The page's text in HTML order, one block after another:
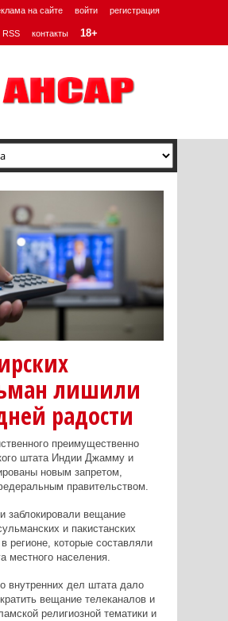
на сайте войти регистрация
RSS контакты 18+
лишили
радости
преимущественно
штата Индии Джамму и
новым запретом,
правительством.
заблокировали вещание
и пакистанских
регионе, которые составляли
местного населения.
внутренних дел штата дало
вещание телеканалов и
религиозной тематики и